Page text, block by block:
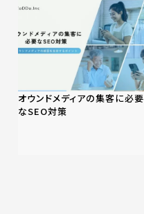
オウンドメディアの集客に必要
なSEO対策